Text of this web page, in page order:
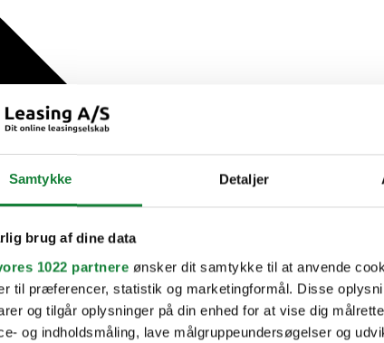
Samtykke Detaljer
brug af dine data
1022 partnere ønsker dit samtykke til at anvende
til præferencer, statistik og marketingformål. Disse
og tilgår oplysninger på din enhed for at vise dig
og indholdsmåling, lave målgruppeundersøgelser og